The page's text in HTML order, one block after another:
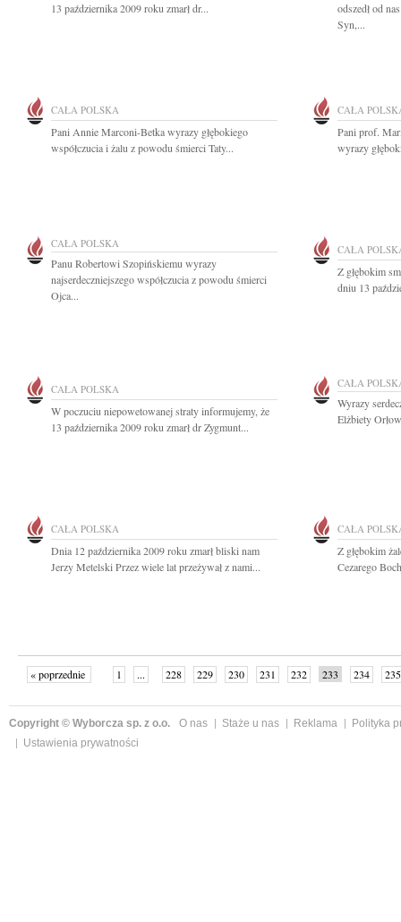
13 października 2009 roku zmarł dr...
odszedł od
Syn,...
CAŁA POLSKA
Pani Annie Marconi-Betka wyrazy głębokiego
współczucia i żalu z powodu śmierci Taty...
CAŁA
Pani prof.
wyrazy
CAŁA POLSKA
Panu Robertowi Szopińskiemu wyrazy
najserdeczniejszego współczucia z powodu śmierci
Ojca...
CAŁA
Z głębokim
dniu 13
CAŁA POLSKA
W poczuciu niepowetowanej straty informujemy, że
13 października 2009 roku zmarł dr Zygmunt...
CAŁA
Wyrazy
Elżbiety
CAŁA POLSKA
Dnia 12 października 2009 roku zmarł bliski nam
Jerzy Metelski Przez wiele lat przeżywał z nami...
CAŁA
Z głębokim
Cezarego
« poprzednie 1 ... 228 229 230 231 232 233 234
235
Copyright © Wyborcza sp. z o.o. O nas Staże u nas Reklama
Polityka
Ustawienia prywatności